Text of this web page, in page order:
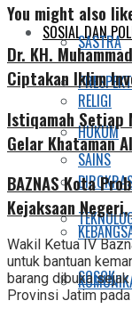
SOSIAL DAN
HUKUM
SASTRA
RELIGI
SAINS
SOSOK
You might also
Dr. KH.
Ciptakan Iklim
Istiqamah Setiap
Gelar Khataman
BAZNAS Kota
Kejaksaan
Wakil Ketua IV
untuk bantuan
barang dibuka
Provinsi Jatim